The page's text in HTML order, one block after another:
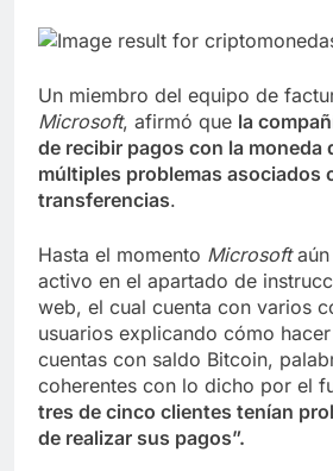
Un miembro del equipo de
Microsoft, afirmó que la
de recibir pagos con la moneda
múltiples problemas asociados
transferencias.
Hasta el momento Microsoftaún
activo en el apartado de
web, el cual cuenta con varios
usuarios explicando cómo
cuentas con saldo Bitcoin,
coherentes con lo dicho por el
tres de cinco clientes tenían
de realizar sus pagos”.